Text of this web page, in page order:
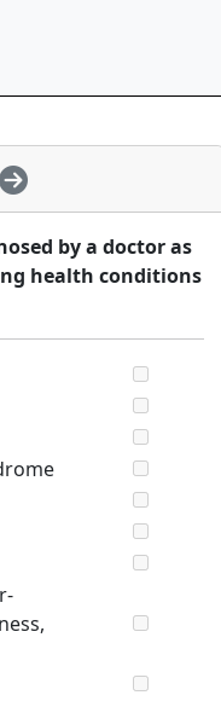
by a doctor as
health conditions